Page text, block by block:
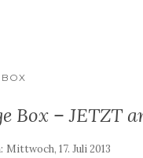
BOX
Box – JETZT
Mittwoch, 17. Juli 2013